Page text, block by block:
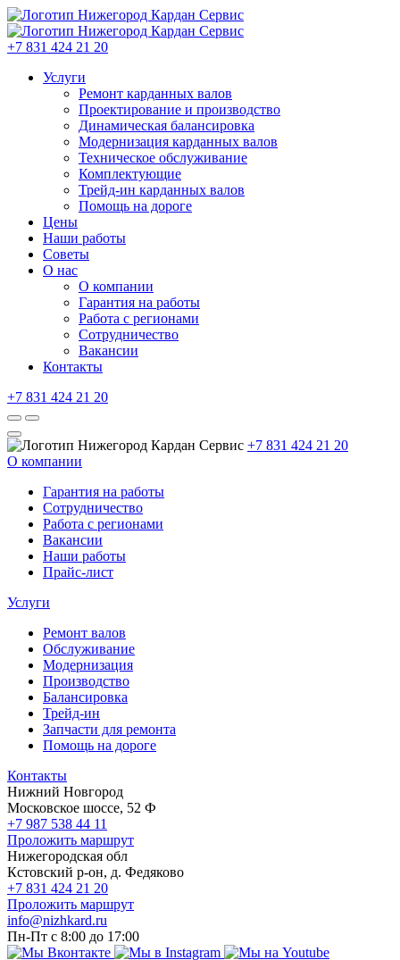
+7 831 424 21 20
Услуги
Ремонт карданных валов
Проектирование и производство
Динамическая балансировка
Модернизация карданных валов
Техническое обслуживание
Комплектующие
Трейд-ин карданных валов
Помощь на дороге
Цены
Наши работы
Советы
О нас
О компании
Гарантия на работы
Работа с регионами
Сотрудничество
Вакансии
Контакты
+7 831 424 21 20
+7 831 424 21 20
О компании
Гарантия на работы
Сотрудничество
Работа с регионами
Вакансии
Наши работы
Прайс-лист
Услуги
Ремонт валов
Обслуживание
Модернизация
Производство
Балансировка
Трейд-ин
Запчасти для ремонта
Помощь на дороге
Контакты
Нижний Новгород
Московское шоссе, 52 Ф
+7 987 538 44 11
Проложить маршрут
Нижегородская обл
Кстовский р-он, д. Федяково
+7 831 424 21 20
Проложить маршрут
info@nizhkard.ru
Пн-Пт с 8:00 до 17:00